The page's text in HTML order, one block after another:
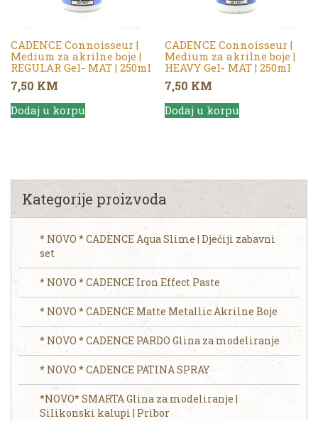
CADENCE Connoisseur |
Medium za akrilne boje |
REGULAR Gel- MAT | 250ml
7,50 KM
Dodaj u korpu
CADENCE Connoisseur |
Medium za akrilne boje |
HEAVY Gel- MAT | 250ml
7,50 KM
Dodaj u korpu
Kategorije proizvoda
* NOVO * CADENCE Aqua Slime | Dječiji zabavni
set
* NOVO * CADENCE Iron Effect Paste
* NOVO * CADENCE Matte Metallic Akrilne Boje
* NOVO * CADENCE PARDO Glina za modeliranje
* NOVO * CADENCE PATINA SPRAY
*NOVO* SMARTA Glina za modeliranje |
Silikonski kalupi | Pribor